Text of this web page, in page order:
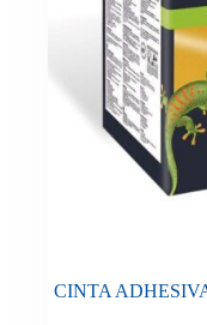
CINTA